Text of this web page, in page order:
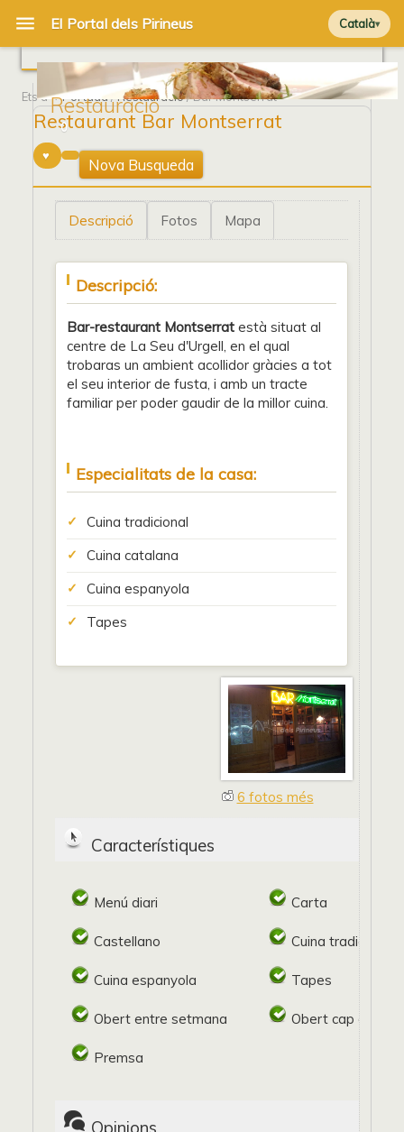
Català
Restauració
Ets a Portada/ Restauració/ Bar Montserrat
Restaurant Bar Montserrat
0
Nova Busqueda
Descripció Fotos Mapa
Descripció:
Bar-restaurant Montserrat està situat al
centre de La Seu d'Urgell, en el qual
trobaras un ambient acollidor gràcies a tot
el seu interior de fusta, i amb un tracte
familiar per poder gaudir de la millor cuina.
Especialitats de la casa:
Cuina tradicional
Cuina catalana
Cuina espanyola
Tapes
6 fotos més
Característiques
Menú diari Carta
Castellano Cuina tradicional
Cuina espanyola Tapes
Obert entre setmana Obert cap de
Premsa
Opinions